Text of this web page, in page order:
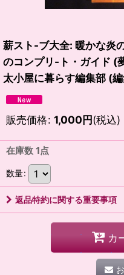
薪スト-ブ大全: 暖かな炎
のコンプリ-ト・ガイド
太小屋に暮らす編集部 (
販売価格: 1,000円(税込)
在庫数 1点
数量:
返品特約に関する重要事項
カ